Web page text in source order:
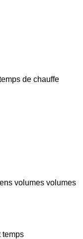
de chauffe
volumes volumes
temps